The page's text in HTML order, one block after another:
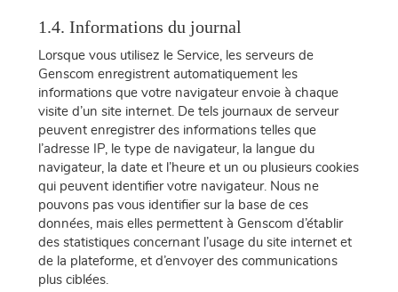
1.4. Informations du journal
Lorsque vous utilisez le Service, les serveurs de
Genscom enregistrent automatiquement les
informations que votre navigateur envoie à chaque
visite d’un site internet. De tels journaux de serveur
peuvent enregistrer des informations telles que
l’adresse IP, le type de navigateur, la langue du
navigateur, la date et l’heure et un ou plusieurs cookies
qui peuvent identifier votre navigateur. Nous ne
pouvons pas vous identifier sur la base de ces
données, mais elles permettent à Genscom d’établir
des statistiques concernant l’usage du site internet et
de la plateforme, et d’envoyer des communications
plus ciblées.